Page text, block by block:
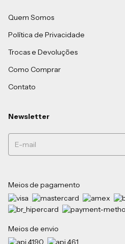
Quem Somos
Política de Privacidade
Trocas e Devoluções
Como Comprar
Contato
Newsletter
Meios de pagamento
Meios de envio